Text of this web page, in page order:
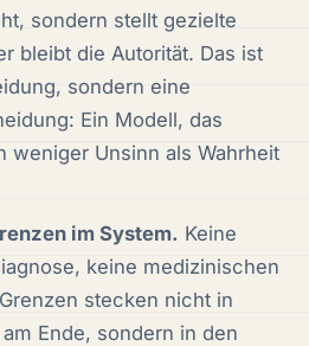
sondern stellt gezielte
bleibt die Autorität. Das ist
sondern eine
Ein Modell, das
weniger Unsinn als Wahrheit
im System. Keine
keine medizinischen
stecken nicht in
Ende, sondern in den